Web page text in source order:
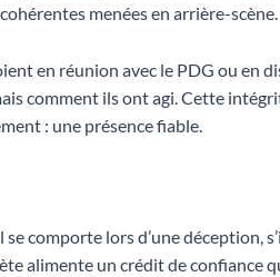
menées en arrière-scène.
en réunion avec le PDG ou en
comment ils ont agi. Cette
: une présence fiable.
comporte lors d’une déception,
alimente un crédit de confiance